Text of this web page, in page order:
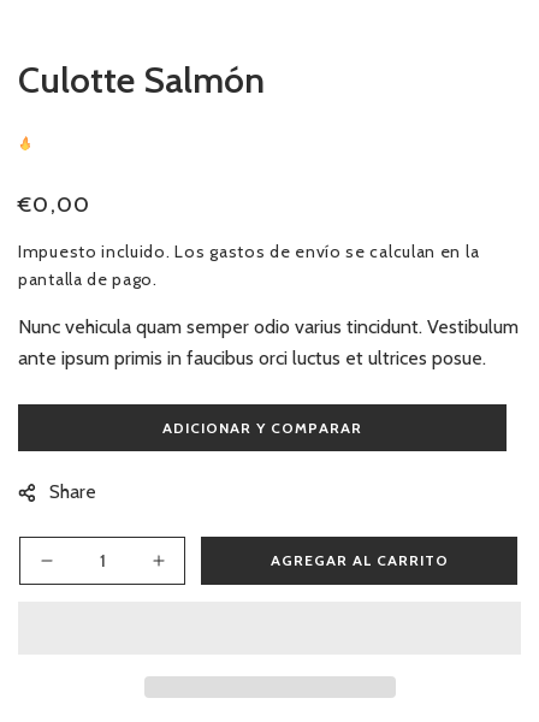
Culotte Salmón
Precio
€0,00
Impuesto incluido. Losgastos de envío se calculan en la
pantalla de pago.
Nunc vehicula quam semper odio varius tincidunt. Vestibulum
ante ipsum primis in faucibus orci luctus et ultrices posue.
Share
Reducir
Aumentar
Salmón
AGREGAR AL CARRITO